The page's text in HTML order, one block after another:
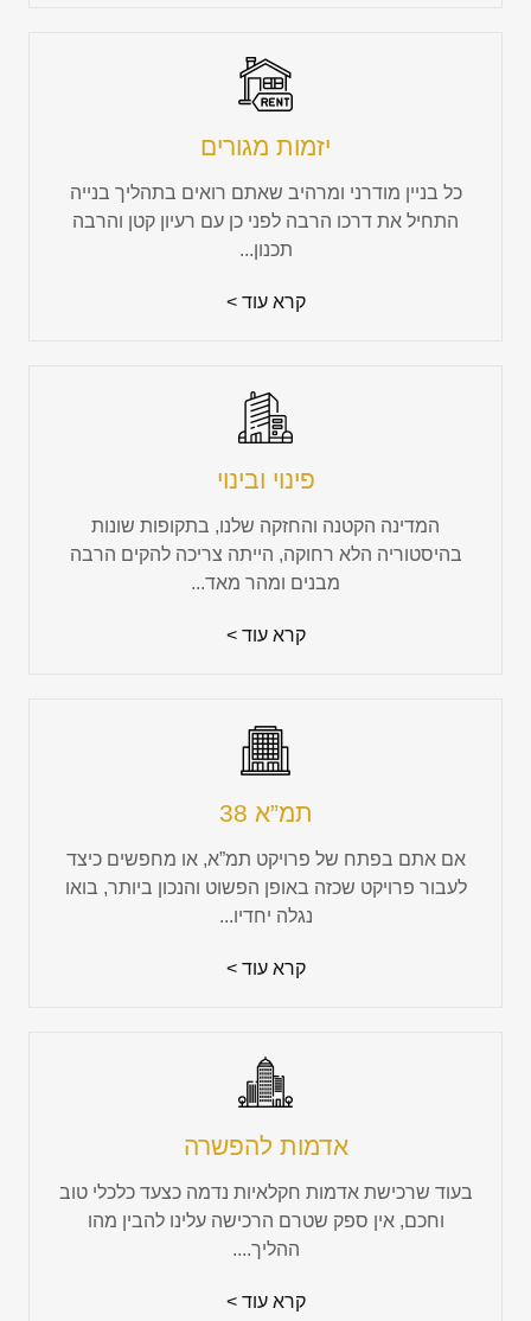
יזמות מגורים
כל בניין מודרני ומרהיב שאתם רואים בתהליך בנייה
התחיל את דרכו הרבה לפני כן עם רעיון קטן והרבה
תכנון...
קרא עוד >
פינוי ובינוי
המדינה הקטנה והחזקה שלנו, בתקופות שונות
בהיסטוריה הלא רחוקה, הייתה צריכה להקים הרבה
מבנים ומהר מאד...
קרא עוד >
תמ”א 38
אם אתם בפתח של פרויקט תמ”א, או מחפשים כיצד
לעבור פרויקט שכזה באופן הפשוט והנכון ביותר, בואו
נגלה יחדיו...
קרא עוד >
אדמות להפשרה
בעוד שרכישת אדמות חקלאיות נדמה כצעד כלכלי טוב
וחכם, אין ספק שטרם הרכישה עלינו להבין מהו
ההליך....
קרא עוד >